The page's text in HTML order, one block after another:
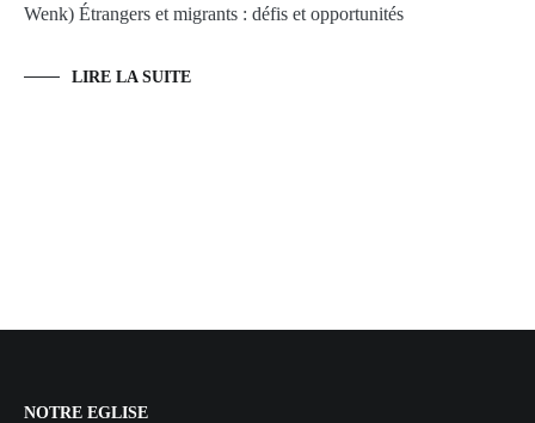
Wenk) Étrangers et migrants : défis et opportunités
LIRE LA SUITE
NOTRE EGLISE